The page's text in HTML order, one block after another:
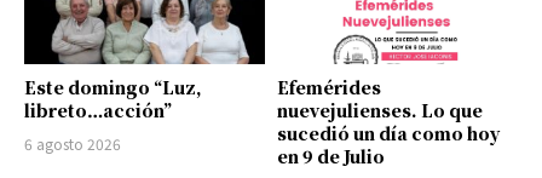
Este domingo “Luz,
libreto…acción”
6 agosto 2026
Efemérides
nuevejulienses. Lo que
sucedió un día como hoy
en 9 de Julio